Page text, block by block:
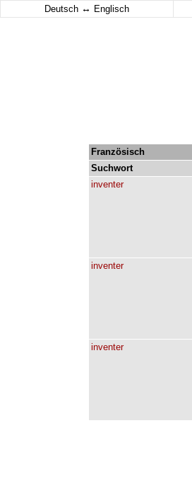
Deutsch ↔ Englisch
Französisch
Suchwort
inventer
inventer
inventer